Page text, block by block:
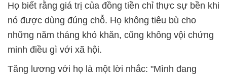
Họ biết rằng giá trị của đồng tiền chỉ thực sự bền khi
nó được dùng đúng chỗ. Họ không tiêu bù cho
những năm tháng khó khăn, cũng không vội chứng
minh điều gì với xã hội.
Tăng lương với họ là một lời nhắc: "Mình đang